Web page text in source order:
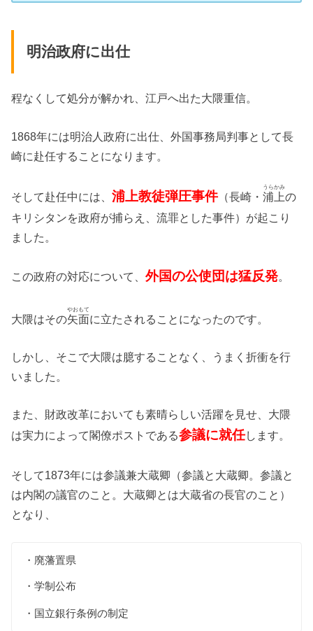
明治政府に出仕
程なくして処分が解かれ、江戸へ出た大隈重信。
1868年には明治人政府に出仕、外国事務局判事として長
崎に赴任することになります。
そして赴任中には、浦上教徒弾圧事件 （長崎・浦上
うらかみ
の
キリシタンを政府が捕らえ、流罪とした事件）が起こり
ました。
この政府の対応について、外国の公使団は猛反発。
大隈はその矢面
やおもて
に立たされることになったのです。
しかし、そこで大隈は臆することなく、うまく折衝を行
いました。
また、財政改革においても素晴らしい活躍を見せ、大隈
は実力によって閣僚ポストである参議に就任します。
そして1873年には参議兼大蔵卿（参議と大蔵卿。参議と
は内閣の議官のこと。大蔵卿とは大蔵省の長官のこと）
となり、
・廃藩置県
・学制公布
・国立銀行条例の制定